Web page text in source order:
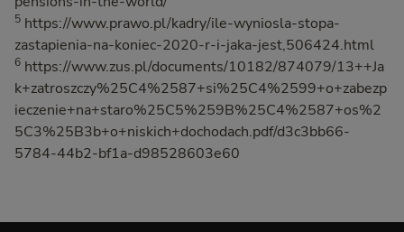
5 https://www.prawo.pl/kadry/ile-wyniosla-stopa-
zastapienia-na-koniec-2020-r-i-jaka-jest,506424.html
6 https://www.zus.pl/documents/10182/874079/13++Ja
k+zatroszczy%25C4%2587+si%25C4%2599+o+zabezp
ieczenie+na+staro%25C5%259B%25C4%2587+os%2
5C3%25B3b+o+niskich+dochodach.pdf/d3c3bb66-
5784-44b2-bf1a-d98528603e60